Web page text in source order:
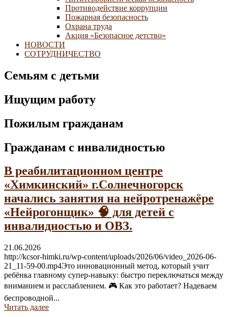
Противодействие коррупции
Пожарная безопасность
Охрана труда
Акция «Безопасное детство»
НОВОСТИ
СОТРУДНИЧЕСТВО
Семьям с детьми
Ищущим работу
Пожилым гражданам
Гражданам с инвалидностью
В реабилитационном центре
«Химкинский» г.Солнечногорск
начались занятия на нейротренажёре
«Нейрогонщик» 🧠 для детей с
инвалидностью и ОВЗ.
21.06.2026
http://kcsor-himki.ru/wp-content/uploads/2026/06/video_2026-06-
21_11-59-00.mp4Это инновационный метод, который учит
ребёнка главному супер-навыку: быстро переключаться между
вниманием и расслаблением. 🎮 Как это работает? Надеваем
беспроводной...
Читать далее